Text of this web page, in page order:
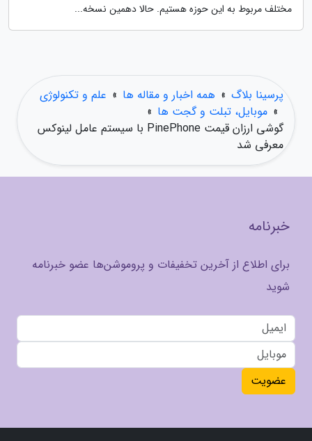
مختلف مربوط به این حوزه هستیم. حالا دهمین نسخه...
پرسینا بلاگ » همه اخبار و مقاله ها » علم و تکنولوژی
» موبایل، تبلت و گجت ها »
گوشی ارزان قیمت PinePhone با سیستم عامل لینوکس
معرفی شد
خبرنامه
برای اطلاع از آخرین تخفیفات و پروموشن‌ها عضو خبرنامه
شوید
عضویت